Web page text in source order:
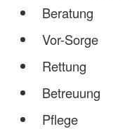
Beratung
Vor-Sorge
Rettung
Betreuung
Pflege